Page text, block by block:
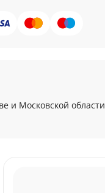
и Московской области